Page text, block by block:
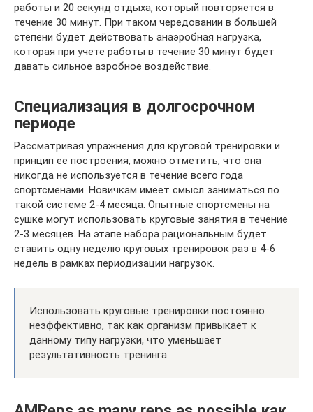
работы и 20 секунд отдыха, который повторяется в
течение 30 минут. При таком чередовании в большей
степени будет действовать анаэробная нагрузка,
которая при учете работы в течение 30 минут будет
давать сильное аэробное воздействие.
Специализация в долгосрочном
периоде
Рассматривая упражнения для круговой тренировки и
принцип ее построения, можно отметить, что она
никогда не используется в течение всего года
спортсменами. Новичкам имеет смысл заниматься по
такой системе 2-4 месяца. Опытные спортсмены на
сушке могут использовать круговые занятия в течение
2-3 месяцев. На этапе набора рациональным будет
ставить одну неделю круговых тренировок раз в 4-6
недель в рамках периодизации нагрузок.
Использовать круговые тренировки постоянно
неэффективно, так как организм привыкает к
данному типу нагрузки, что уменьшает
результативность тренинга.